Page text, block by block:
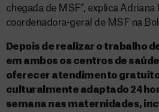
chegada de MSF”, explica Adriana
coordenadora-geral de MSF na
Depois de realizar o trabalho
em ambos os centros de
oferecer atendimento
culturalmente adaptado 24
semana nas maternidades,